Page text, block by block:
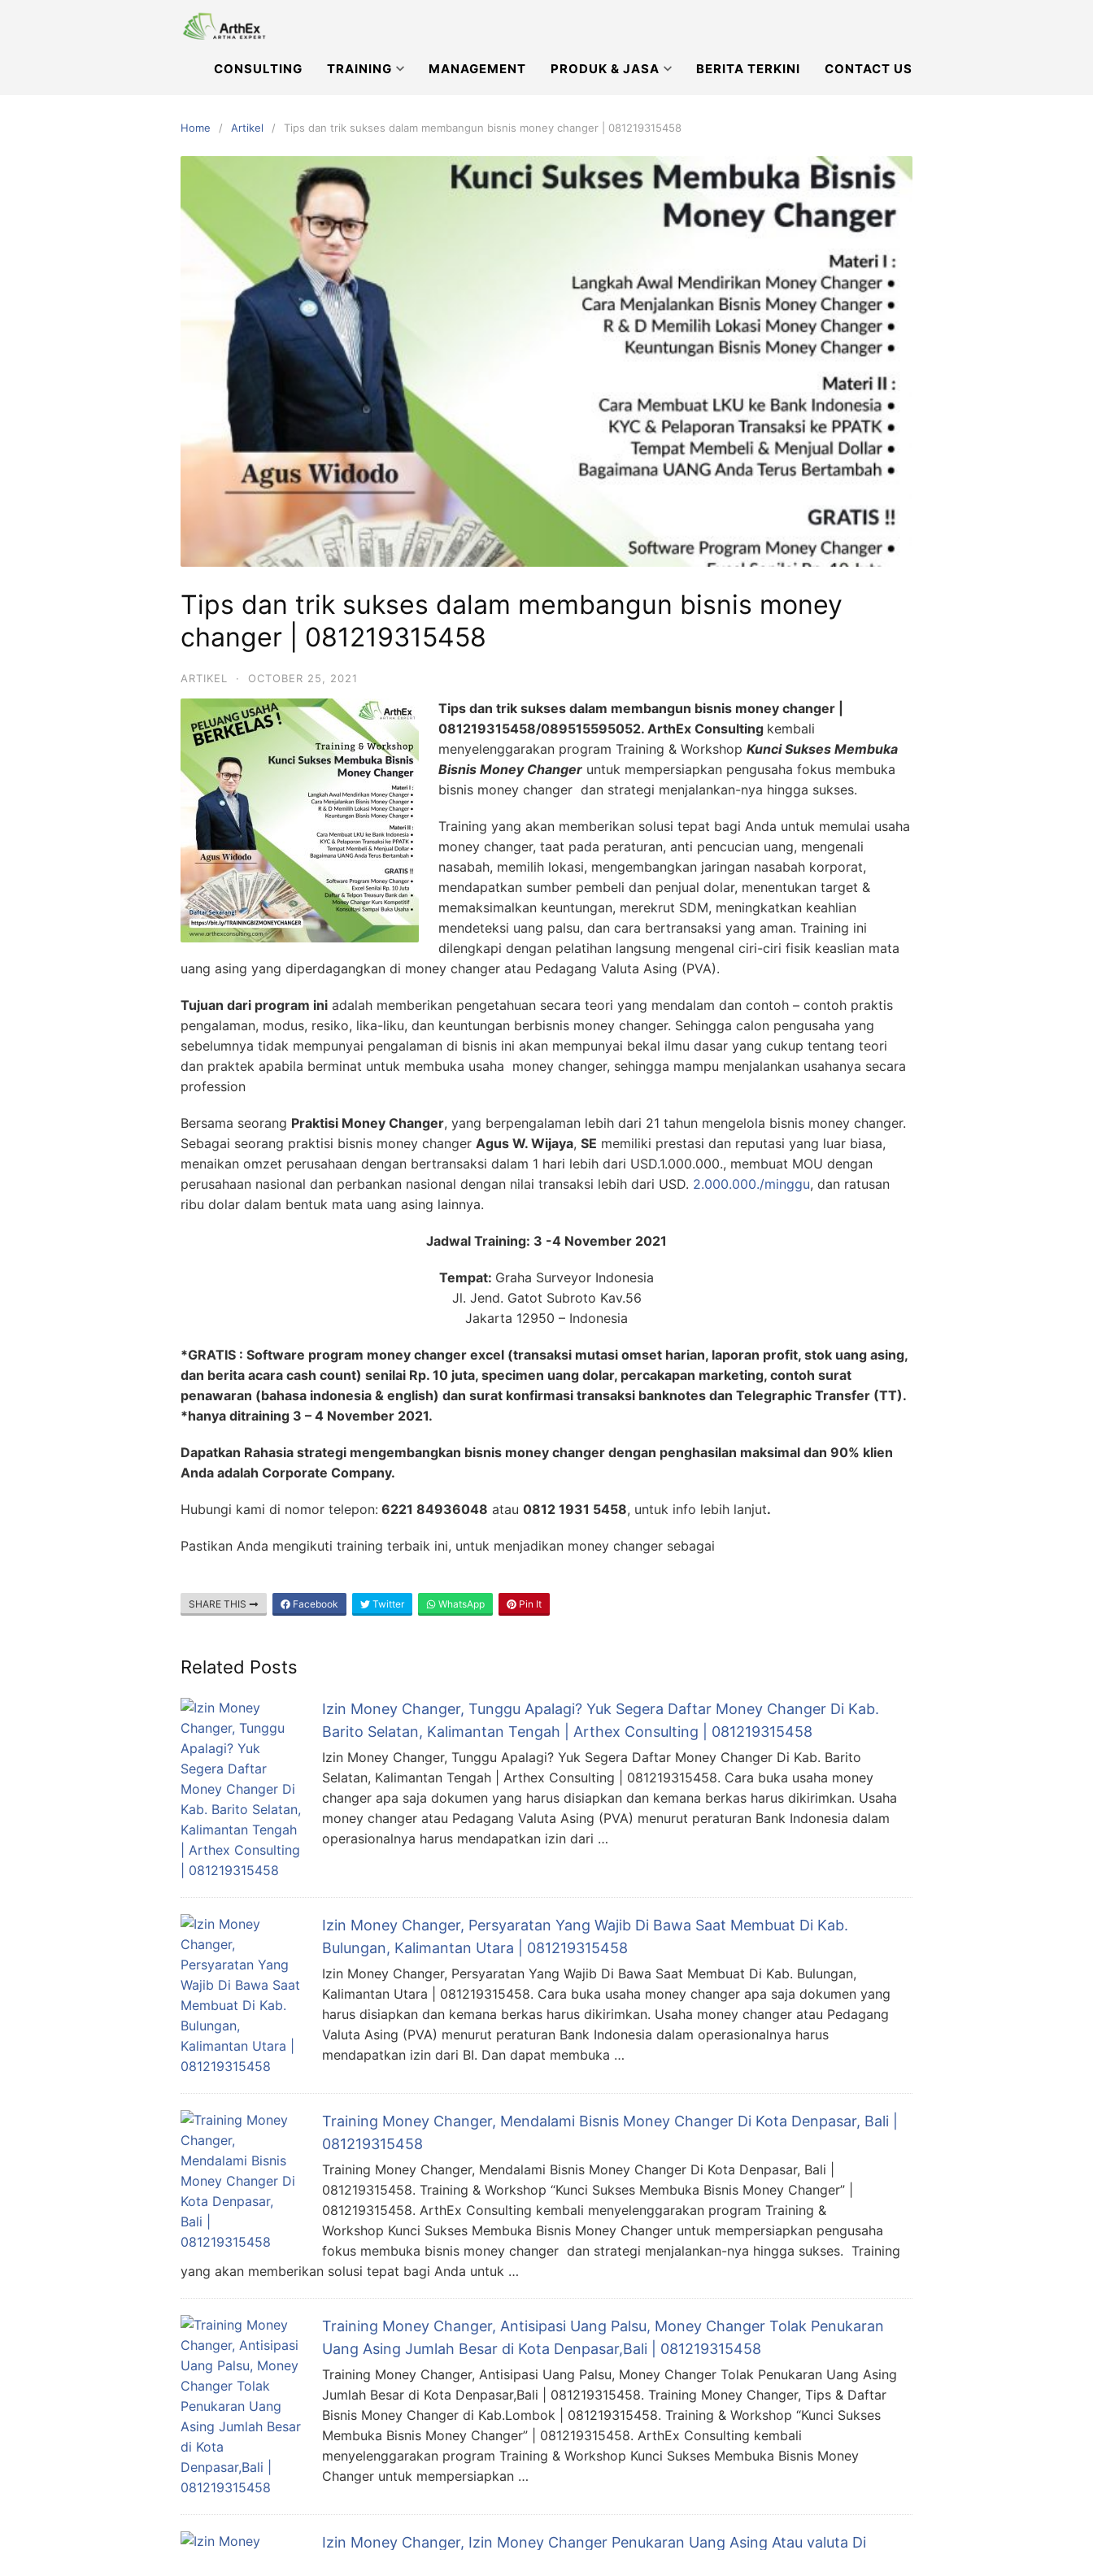
CONSULTING TRAINING MANAGEMENT PRODUK & JASA BERITA TERKINI CONTACT US
Home Artikel Tips dan trik sukses dalam membangun bisnis money changer | 081219315458
Tips dan trik sukses dalam membangun bisnis money
changer | 081219315458
ARTIKEL · OCTOBER 25, 2021
Tips dan trik sukses dalam membangun bisnis money changer |
081219315458/089515595052. ArthEx Consulting kembali
menyelenggarakan program Training & Workshop Kunci Sukses Membuka
Bisnis Money Changer untuk mempersiapkan pengusaha fokus membuka
bisnis money changer dan strategi menjalankan-nya hingga sukses.
Training yang akan memberikan solusi tepat bagi Anda untuk memulai usaha
money changer, taat pada peraturan, anti pencucian uang, mengenali
nasabah, memilih lokasi, mengembangkan jaringan nasabah korporat,
mendapatkan sumber pembeli dan penjual dolar, menentukan target &
memaksimalkan keuntungan, merekrut SDM, meningkatkan keahlian
mendeteksi uang palsu, dan cara bertransaksi yang aman. Training ini
dilengkapi dengan pelatihan langsung mengenal ciri-ciri fisik keaslian mata
uang asing yang diperdagangkan di money changer atau Pedagang Valuta Asing (PVA).
Tujuan dari program ini adalah memberikan pengetahuan secara teori yang mendalam dan contoh – contoh praktis
pengalaman, modus, resiko, lika-liku, dan keuntungan berbisnis money changer. Sehingga calon pengusaha yang
sebelumnya tidak mempunyai pengalaman di bisnis ini akan mempunyai bekal ilmu dasar yang cukup tentang teori
dan praktek apabila berminat untuk membuka usaha money changer, sehingga mampu menjalankan usahanya secara
profession
Bersama seorang Praktisi Money Changer, yang berpengalaman lebih dari 21 tahun mengelola bisnis money changer.
Sebagai seorang praktisi bisnis money changer Agus W. Wijaya, SE memiliki prestasi dan reputasi yang luar biasa,
menaikan omzet perusahaan dengan bertransaksi dalam 1 hari lebih dari USD.1.000.000., membuat MOU dengan
perusahaan nasional dan perbankan nasional dengan nilai transaksi lebih dari USD. 2.000.000./minggu, dan ratusan
ribu dolar dalam bentuk mata uang asing lainnya.
Jadwal Training: 3 -4 November 2021
Tempat: Graha Surveyor Indonesia
Jl. Jend. Gatot Subroto Kav.56
Jakarta 12950 – Indonesia
*GRATIS : Software program money changer excel (transaksi mutasi omset harian, laporan profit, stok uang asing,
dan berita acara cash count) senilai Rp. 10 juta, specimen uang dolar, percakapan marketing, contoh surat
penawaran (bahasa indonesia & english) dan surat konfirmasi transaksi banknotes dan Telegraphic Transfer (TT).
*hanya ditraining 3 – 4 November 2021.
Dapatkan Rahasia strategi mengembangkan bisnis money changer dengan penghasilan maksimal dan 90% klien
Anda adalah Corporate Company.
Hubungi kami di nomor telepon: 6221 84936048 atau 0812 1931 5458, untuk info lebih lanjut.
Pastikan Anda mengikuti training terbaik ini, untuk menjadikan money changer sebagai
SHARE THIS Facebook Twitter WhatsApp Pin It
Related Posts
Izin Money Changer, Tunggu Apalagi? Yuk Segera Daftar Money Changer Di Kab.
Barito Selatan, Kalimantan Tengah | Arthex Consulting | 081219315458
Izin Money Changer, Tunggu Apalagi? Yuk Segera Daftar Money Changer Di Kab. Barito
Selatan, Kalimantan Tengah | Arthex Consulting | 081219315458. Cara buka usaha money
changer apa saja dokumen yang harus disiapkan dan kemana berkas harus dikirimkan. Usaha
money changer atau Pedagang Valuta Asing (PVA) menurut peraturan Bank Indonesia dalam
operasionalnya harus mendapatkan izin dari …
Izin Money Changer, Persyaratan Yang Wajib Di Bawa Saat Membuat Di Kab.
Bulungan, Kalimantan Utara | 081219315458
Izin Money Changer, Persyaratan Yang Wajib Di Bawa Saat Membuat Di Kab. Bulungan,
Kalimantan Utara | 081219315458. Cara buka usaha money changer apa saja dokumen yang
harus disiapkan dan kemana berkas harus dikirimkan. Usaha money changer atau Pedagang
Valuta Asing (PVA) menurut peraturan Bank Indonesia dalam operasionalnya harus
mendapatkan izin dari BI. Dan dapat membuka …
Training Money Changer, Mendalami Bisnis Money Changer Di Kota Denpasar, Bali |
081219315458
Training Money Changer, Mendalami Bisnis Money Changer Di Kota Denpasar, Bali |
081219315458. Training & Workshop “Kunci Sukses Membuka Bisnis Money Changer” |
081219315458. ArthEx Consulting kembali menyelenggarakan program Training &
Workshop Kunci Sukses Membuka Bisnis Money Changer untuk mempersiapkan pengusaha
fokus membuka bisnis money changer dan strategi menjalankan-nya hingga sukses. Training
yang akan memberikan solusi tepat bagi Anda untuk …
Training Money Changer, Antisipasi Uang Palsu, Money Changer Tolak Penukaran
Uang Asing Jumlah Besar di Kota Denpasar,Bali | 081219315458
Training Money Changer, Antisipasi Uang Palsu, Money Changer Tolak Penukaran Uang Asing
Jumlah Besar di Kota Denpasar,Bali | 081219315458. Training Money Changer, Tips & Daftar
Bisnis Money Changer di Kab.Lombok | 081219315458. Training & Workshop “Kunci Sukses
Membuka Bisnis Money Changer” | 081219315458. ArthEx Consulting kembali
menyelenggarakan program Training & Workshop Kunci Sukses Membuka Bisnis Money
Changer untuk mempersiapkan …
Izin Money Changer, Izin Money Changer Penukaran Uang Asing Atau valuta Di